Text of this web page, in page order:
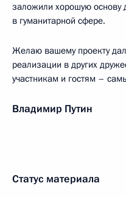
заложили хорошую основу
в гуманитарной сфере.
Желаю вашему проекту
реализации в других
участникам и гостям –
Владимир Путин
Статус материала